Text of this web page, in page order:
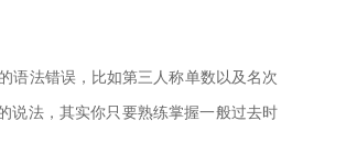
语法错误，比如第三人称单数以及名次
说法，其实你只要熟练掌握一般过去时